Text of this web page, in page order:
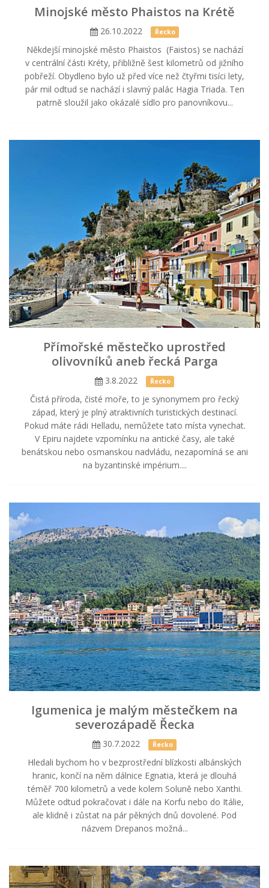
Minojské město Phaistos na Krétě
26.10.2022 Řecko
Někdejší minojské město Phaistos (Faistos) se nachází
v centrální části Kréty, přibližně šest kilometrů od jižního
pobřeží. Obydleno bylo už před více než čtyřmi tisíci lety,
pár mil odtud se nachází i slavný palác Hagia Triada. Ten
patrně sloužil jako okázalé sídlo pro panovníkovu...
Přímořské městečko uprostřed
olivovníků aneb řecká Parga
3.8.2022 Řecko
Čistá příroda, čisté moře, to je synonymem pro řecký
západ, který je plný atraktivních turistických destinací.
Pokud máte rádi Helladu, nemůžete tato místa vynechat.
V Epiru najdete vzpomínku na antické časy, ale také
benátskou nebo osmanskou nadvládu, nezapomíná se ani
na byzantinské impérium....
Igumenica je malým městečkem na
severozápadě Řecka
30.7.2022 Řecko
Hledali bychom ho v bezprostřední blízkosti albánských
hranic, končí na něm dálnice Egnatia, která je dlouhá
téměř 700 kilometrů a vede kolem Soluně nebo Xanthi.
Můžete odtud pokračovat i dále na Korfu nebo do Itálie,
ale klidně i zůstat na pár pěkných dnů dovolené. Pod
názvem Drepanos možná...